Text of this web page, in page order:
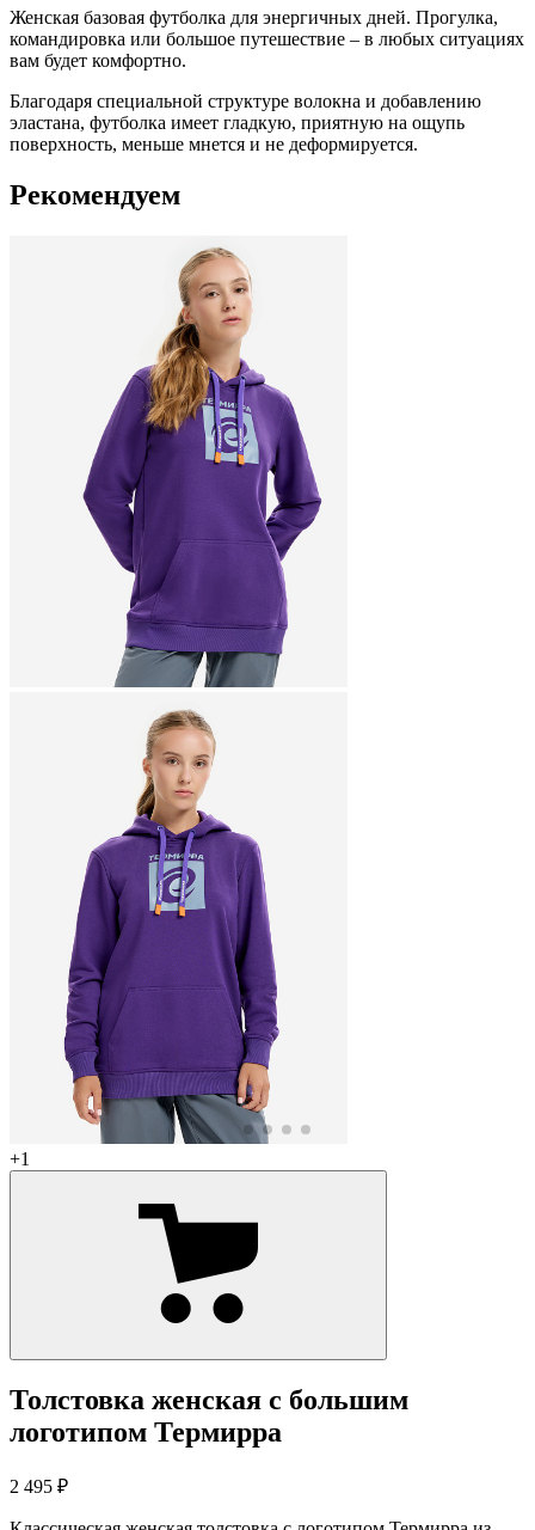
Женская базовая футболка для энергичных дней. Прогулка,
командировка или большое путешествие – в любых ситуациях
вам будет комфортно.
Благодаря специальной структуре волокна и добавлению
эластана, футболка имеет гладкую, приятную на ощупь
поверхность, меньше мнется и не деформируется.
Рекомендуем
+1
Толстовка женская с большим
логотипом Термирра
2 495 ₽